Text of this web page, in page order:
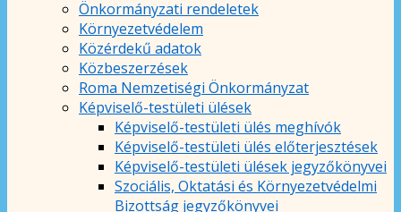
Önkormányzati rendeletek
Környezetvédelem
Közérdekű adatok
Közbeszerzések
Roma Nemzetiségi Önkormányzat
Képviselő-testületi ülések
Képviselő-testületi ülés meghívók
Képviselő-testületi ülés előterjesztések
Képviselő-testületi ülések jegyzőkönyvei
Szociális, Oktatási és Környezetvédelmi
Bizottság jegyzőkönyvei